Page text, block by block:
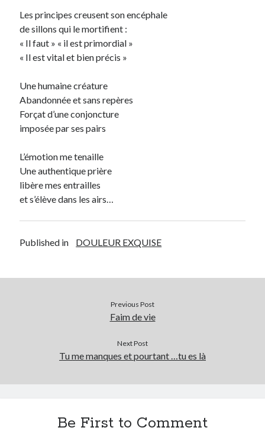
Les principes creusent son encéphale
de sillons qui le mortifient :
« Il faut » « il est primordial »
« Il est vital et bien précis »
Une humaine créature
Abandonnée et sans repères
Forçat d’une conjoncture
imposée par ses pairs
L’émotion me tenaille
Une authentique prière
libère mes entrailles
et s’élève dans les airs…
Published in DOULEUR EXQUISE
Previous Post
Faim de vie
Next Post
Tu me manques et pourtant …tu es là
Be First to Comment